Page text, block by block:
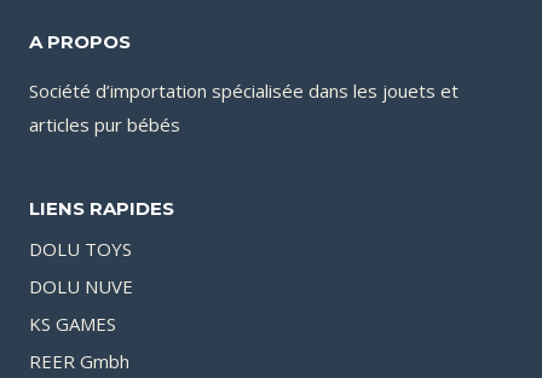
A PROPOS
Société d’importation spécialisée dans les jouets et
articles pur bébés
LIENS RAPIDES
DOLU TOYS
DOLU NUVE
KS GAMES
REER Gmbh